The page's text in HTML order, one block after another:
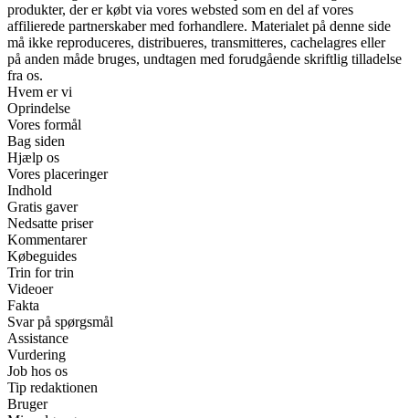
produkter, der er købt via vores websted som en del af vores
affilierede partnerskaber med forhandlere. Materialet på denne side
må ikke reproduceres, distribueres, transmitteres, cachelagres eller
på anden måde bruges, undtagen med forudgående skriftlig tilladelse
fra os.
Hvem er vi
Oprindelse
Vores formål
Bag siden
Hjælp os
Vores placeringer
Indhold
Gratis gaver
Nedsatte priser
Kommentarer
Købeguides
Trin for trin
Videoer
Fakta
Svar på spørgsmål
Assistance
Vurdering
Job hos os
Tip redaktionen
Bruger